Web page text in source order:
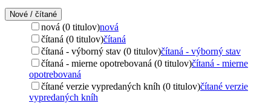
Nové / čítané
nová (0 titulov)nová
čítaná (0 titulov)čítaná
čítaná - výborný stav (0 titulov)čítaná - výborný stav
čítaná - mierne opotrebovaná (0 titulov)čítaná - mierne
opotrebovaná
čítané verzie vypredaných kníh (0 titulov)čítané verzie
vypredaných kníh